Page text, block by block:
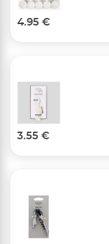
4.95 €
3.55 €